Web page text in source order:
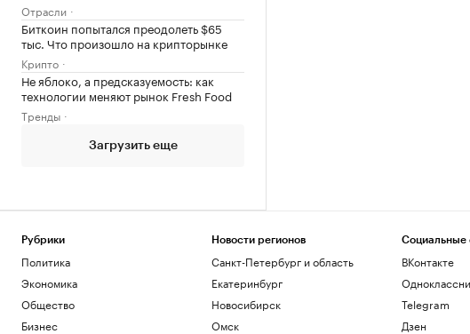
Отрасли
Биткоин попытался преодолеть $65
тыс. Что произошло на крипторынке
Крипто
Не яблоко, а предсказуемость: как
технологии меняют рынок Fresh Food
Тренды
Загрузить еще
Рубрики
Политика
Экономика
Общество
Бизнес
Новости регионов
Санкт-Петербург и область
Екатеринбург
Новосибирск
Омск
Социальные
ВКонтакте
Telegram
Дзен